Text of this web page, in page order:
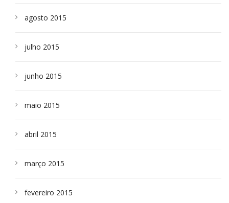
agosto 2015
julho 2015
junho 2015
maio 2015
abril 2015
março 2015
fevereiro 2015